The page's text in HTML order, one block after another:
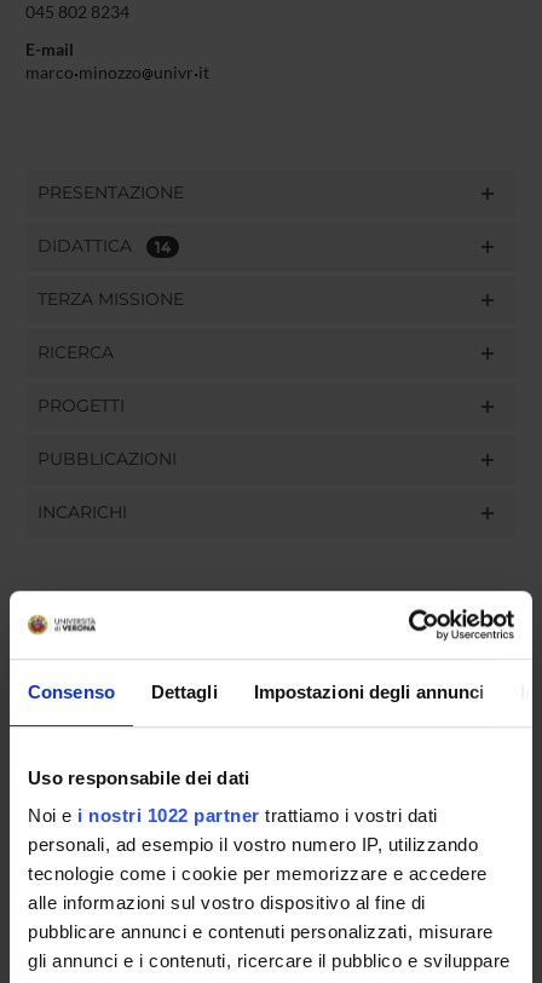
Consenso Dettagli Impostazioni degli annunci
Uso responsabile dei dati
Noi e i nostri 1022 partner trattiamo i vostri dati
personali, ad esempio il vostro numero IP, utilizzando
tecnologie come i cookie per memorizzare e accedere
alle informazioni sul vostro dispositivo al fine di
pubblicare annunci e contenuti personalizzati, misurare
gli annunci e i contenuti, ricercare il pubblico e sviluppare
045 802 8234
E-mail
marco minozzo univr it
PRESENTAZIONE
DIDATTICA 14
TERZA MISSIONE
RICERCA
PROGETTI
PUBBLICAZIONI
INCARICHI
GOVERNANCE
SERVIZI DI SEGRETERIA STUDENTI
STRUTTURE DEL DIPARTIMENTO
LABORATORI DI RICERCA